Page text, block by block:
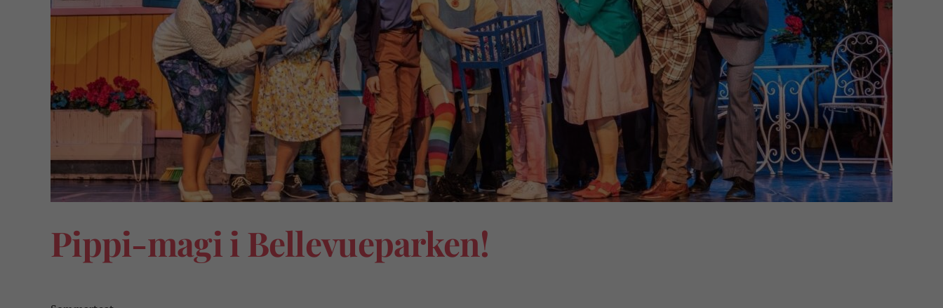
Pippi-magi i Bellevueparken!